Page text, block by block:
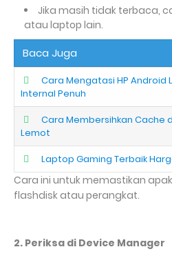
Jika masih tidak terbaca,
atau laptop lain.
Baca Juga
Cara Mengatasi HP Android
Internal Penuh
Cara Membersihkan Cache
Lemot
Laptop Gaming Terbaik
Cara ini untuk memastikan
flashdisk atau perangkat.
2. Periksa di Device Manager